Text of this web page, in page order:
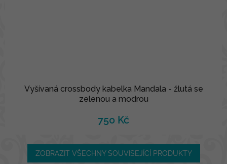
Vyšívaná crossbody kabelka Mandala - žlutá se
zelenou a modrou
750 Kč
ZOBRAZIT VŠECHNY SOUVISEJÍCÍ PRODUKTY